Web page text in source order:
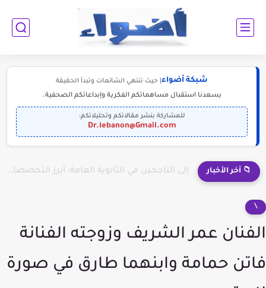
شبكة أضواء | حيث تنتهي الشائعات وتبدأ الحقيقة
يسعدنا استقبال مساهماتكم الفكرية وإبداعاتكم الصحفية.
للمشاركة بنشر مقالاتكم وتحليلاتكم:
Dr.lebanon@Gmail.com
📁 آخر الأخبار إلى الناجحين في الثانوية العامة: أبرز التخصصات المطلوبة للمستقبل (2030-2050)
\
الفنان عمر الشريف وزوجته الفنانة
فاتن حمامة وابنهما طارق في صورة